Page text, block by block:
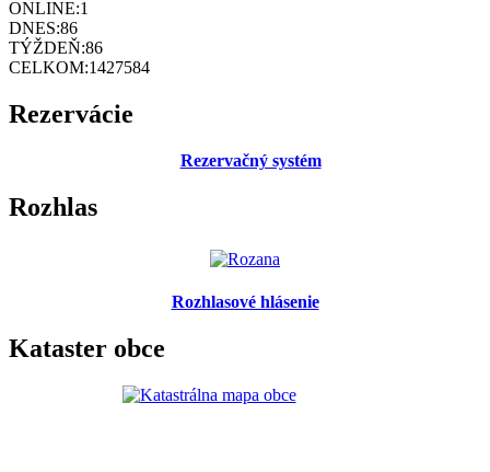
ONLINE:1
DNES:86
TÝŽDEŇ:86
CELKOM:1427584
Rezervácie
Rezervačný systém
Rozhlas
Rozhlasové hlásenie
Kataster obce